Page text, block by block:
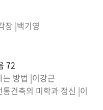
장 |백기영
72
방법 |이강근
건축의 미학과 정신 |이